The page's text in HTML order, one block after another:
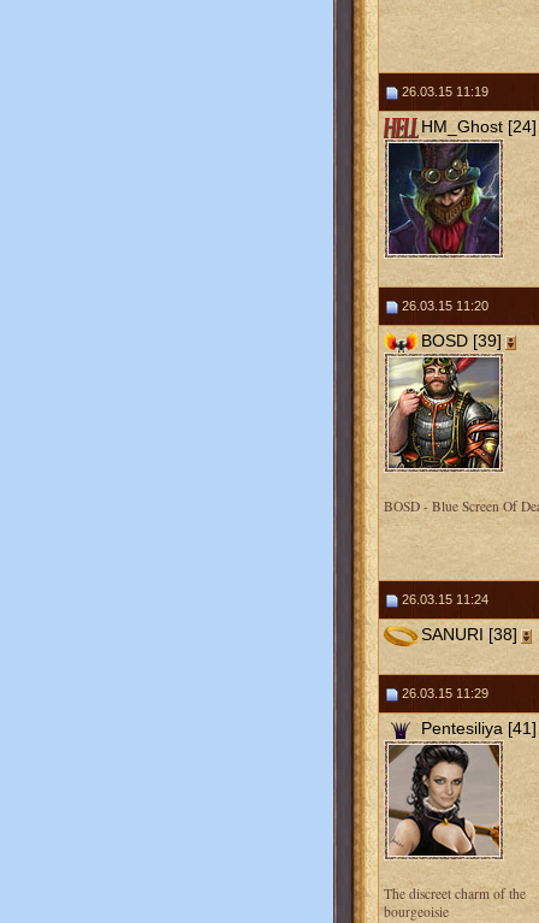
26.03.15 11:19
HM_Ghost [24]
26.03.15 11:20
BOSD [39]
BOSD - Blue Screen Of
26.03.15 11:24
SANURI [38]
26.03.15 11:29
Pentesiliya [41]
The discreet charm of the
bourgeoisie